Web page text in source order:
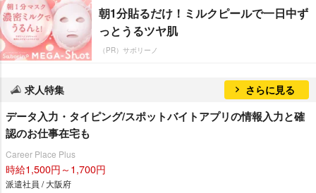
朝1分貼るだけ！ミルクピールで一日中ず
っとうるツヤ肌
（PR）サボリーノ
求人特集 さらに見る
データ入力・タイピング/スポットバイトアプリの情報入力と確
認のお仕事在宅も
Career Place Plus
時給1,500円～1,700円
派遣社員 / 大阪府